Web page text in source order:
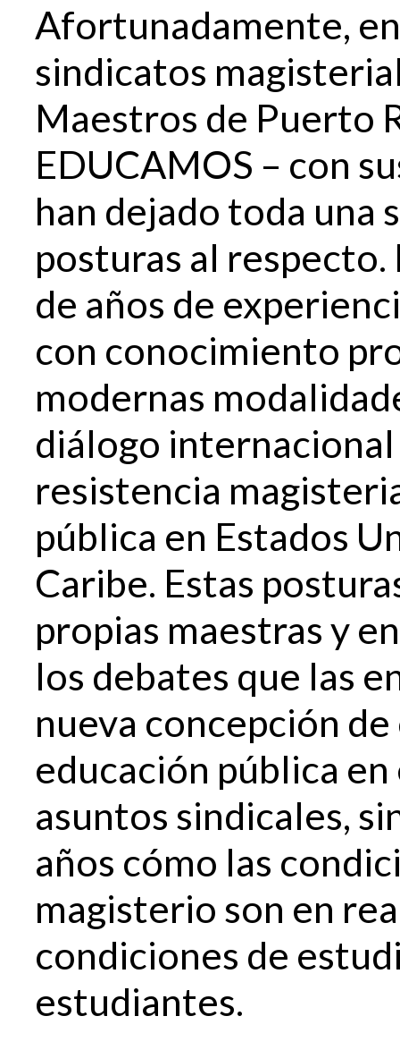
Afortunadamente,
sindicatos
Maestros de Puerto
EDUCAMOS – con
han dejado toda una
posturas al
de años de
con conocimiento
modernas
diálogo
resistencia
pública en Estados
Caribe. Estas
propias maestras y
los debates que las
nueva concepción
educación pública
asuntos sindicales,
años cómo las
magisterio son en
condiciones de
estudiantes.